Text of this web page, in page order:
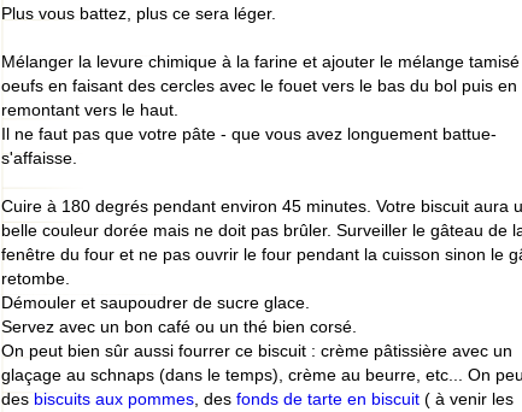
Plus vous battez, plus ce sera léger.
Mélanger la levure chimique à la farine et ajouter le mélange
oeufs en faisant des cercles avec le fouet vers le bas du bol puis en
remontant vers le haut.
Il ne faut pas que votre pâte - que vous avez longuement battue-
s'affaisse.
Cuire à 180 degrés pendant environ 45 minutes. Votre biscuit aura
belle couleur dorée mais ne doit pas brûler. Surveiller le gâteau de
fenêtre du four et ne pas ouvrir le four pendant la cuisson sinon le
retombe.
Démouler et saupoudrer de sucre glace.
Servez avec un bon café ou un thé bien corsé.
On peut bien sûr aussi fourrer ce biscuit : crème pâtissière avec un
glaçage au schnaps (dans le temps) , crème au beurre, etc... On
des biscuits aux pommes , des fonds de tarte en biscuit ( à venir les